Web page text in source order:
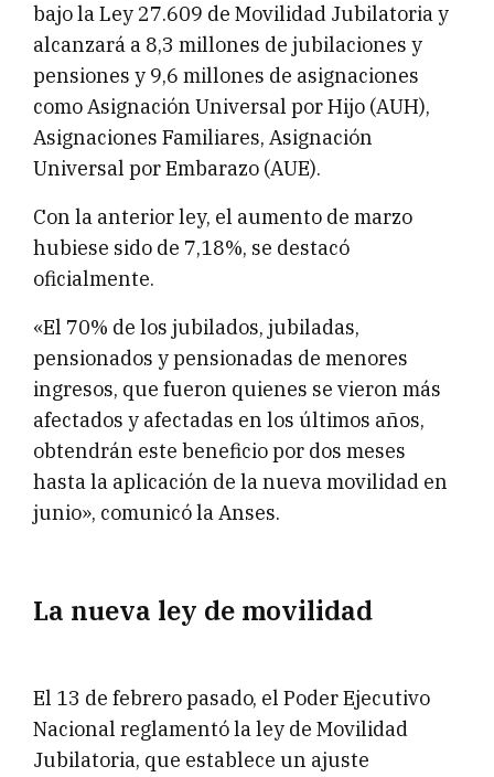
bajo la Ley 27.609 de Movilidad Jubilatoria y
alcanzará a 8,3 millones de jubilaciones y
pensiones y 9,6 millones de asignaciones
como Asignación Universal por Hijo (AUH),
Asignaciones Familiares, Asignación
Universal por Embarazo (AUE).
Con la anterior ley, el aumento de marzo
hubiese sido de 7,18%, se destacó
oficialmente.
«El 70% de los jubilados, jubiladas,
pensionados y pensionadas de menores
ingresos, que fueron quienes se vieron más
afectados y afectadas en los últimos años,
obtendrán este beneficio por dos meses
hasta la aplicación de la nueva movilidad en
junio», comunicó la Anses.
La nueva ley de movilidad
El 13 de febrero pasado, el Poder Ejecutivo
Nacional reglamentó la ley de Movilidad
Jubilatoria, que establece un ajuste